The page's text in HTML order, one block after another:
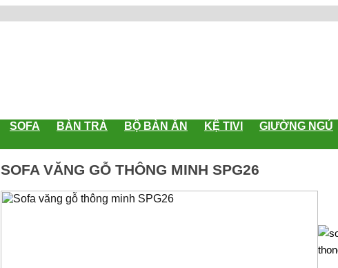
SOFA BÀN TRÀ BỘ BÀN ĂN KỆ TIVI GIƯỜNG NGỦ
SOFA VĂNG GỖ THÔNG MINH SPG26